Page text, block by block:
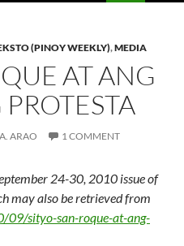
(PINOY WEEKLY),MEDIA
AT ANG
ARAO 1 COMMENT
24-30, 2010 issue of
may also be retrieved from
09/sityo-san-roque-at-ang-